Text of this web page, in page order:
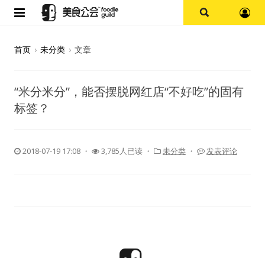
探店报告
上海
资讯
首页 › 未分类 › 文章
“米分米分”，能否摆脱网红店“不好吃”的固有
标签？
2018-07-19 17:08 ・ 3,785人已读 ・ 未分类 ・ 发表评论